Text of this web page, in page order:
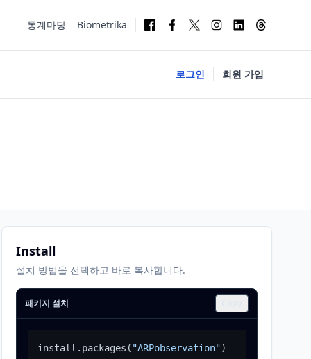
통계마당 Biometrika
로그인 회원 가입
Install
설치 방법을 선택하고 바로 복사합니다.
패키지 설치
install.packages ( "ARPobservation")